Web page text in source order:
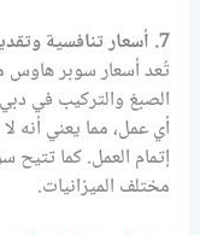
7. أسعار تنافسية وتقديرات شفافة
تُعد أسعار سوبر هاوس
الصبغ والتركيب في
أي عمل، مما يعني أنه
إتمام العمل. كما
مختلف الميزانيات.